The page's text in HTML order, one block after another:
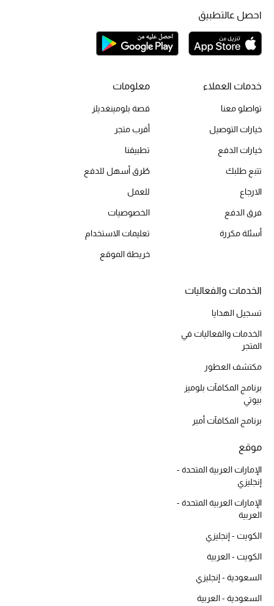
موضة نسائية
تسوقوا للنساء
الموسم الجديد
الحقائب النسائية
دليل ملتزمات الحقائب
أبرز الحقائب
تسوقوا الحقائب
الموسم الجديد
أحذية النسائية
تشكيلة الأحذية
الأحذية الرجالية
أحذية للأطفال
أبرز المصممين
خدمات العملاء
تواصلو معنا
خيارات التوصيل
خيارات الدفع
تتبع طلبك
الارجاع
فرق الدفع
أسئلة مكررة
معلومات
قصة بلومينغديلز
أقرب متجر
تطبيقنا
طُرق أسهل للدفع
للعمل
الخصوصيات
تعليمات الاستخدام
خريطة الموقع
الخدمات والفعاليات
تسجيل الهدايا
الخدمات والفعاليات في
المتجر
مكتشف العطور
برنامج المكافآت بلوميز
بيوتي
برنامج المكافآت أمبر
موقع
الإمارات العربية المتحدة -
إنجليزي
الإمارات العربية المتحدة -
العربية
الكويت - إنجليزي
الكويت - العربية
السعودية - إنجليزي
السعودية - العربية
احصل عالتطبيق